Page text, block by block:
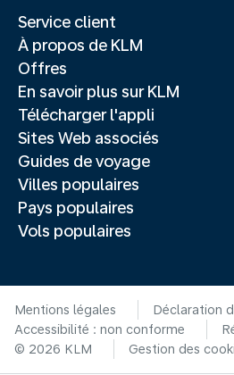
Service client
À propos de KLM
Offres
En savoir plus sur KLM
Télécharger l'appli
Sites Web associés
Guides de voyage
Villes populaires
Pays populaires
Vols populaires
Mentions légales
Déclaration
Accessibilité : non conforme
© 2026 KLM
Gestion des